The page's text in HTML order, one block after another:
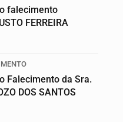
falecimento
FERREIRA
Falecimento da Sra.
DOS SANTOS